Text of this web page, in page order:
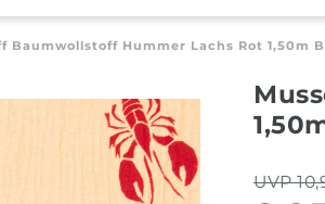
Baumwollstoff Hummer Lachs Rot 1,50m
UVP